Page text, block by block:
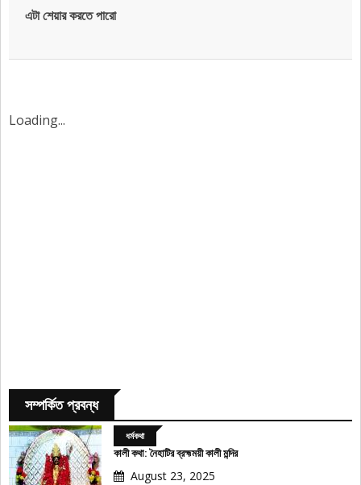
এটা শেয়ার করতে পারো
Loading...
সম্পর্কিত প্রবন্ধ
ধর্মকথা
কালী কথা: নৈহাটির ব্রহ্মময়ী কালী মন্দির
August 23, 2025